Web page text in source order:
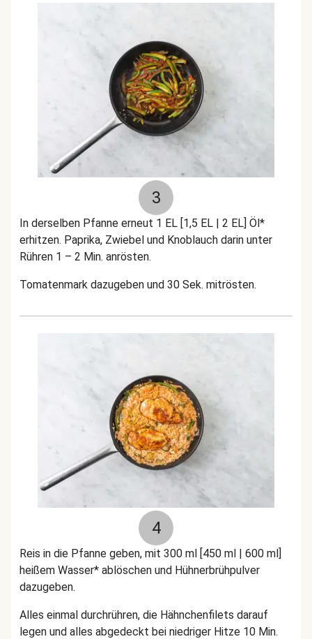
3
In derselben Pfanne erneut 1 EL [1,5 EL | 2 EL] Öl*
erhitzen. Paprika, Zwiebel und Knoblauch darin unter
Rühren 1 – 2 Min. anrösten.
Tomatenmark dazugeben und 30 Sek. mitrösten.
4
Reis in die Pfanne geben, mit 300 ml [450 ml | 600 ml]
heißem Wasser* ablöschen und Hühnerbrühpulver
dazugeben.
Alles einmal durchrühren, die Hähnchenfilets darauf
legen und alles abgedeckt bei niedriger Hitze 10 Min.